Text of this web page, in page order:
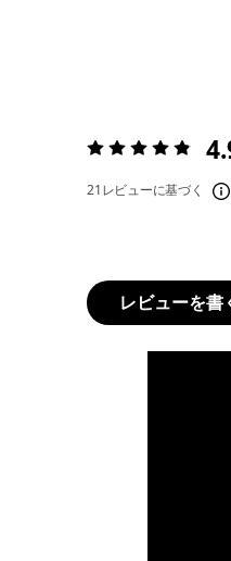
評価:4.9 / 5
21レビューに基づく
レビューを書